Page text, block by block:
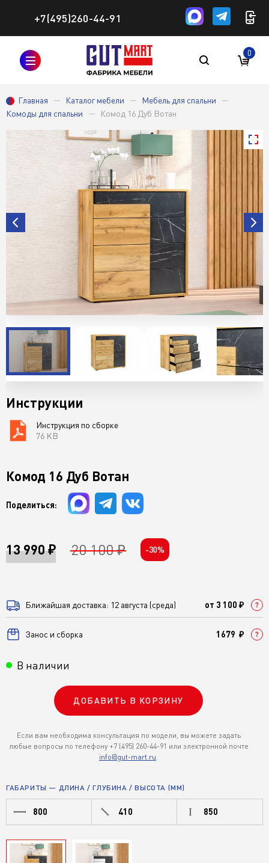
+7(495)260-44-91
0
Главная Каталог мебели
Мебель для спальни
Комоды для спальни
Комод 16 Дуб Вотан
Инструкции
Инструкция по сборке
76 KB
Комод 16 Дуб Вотан
Поделиться:
13 990 ₽ 20 100 ₽ -30%
Ближайшая доставка: 12 августа (среда) от 3 100 ₽
Занос и сборка 1679 ₽
В наличии
ДОБАВИТЬ В КОРЗИНУ
Если вам необходима консультация по модели, вы можете задать
любые вопросы по телефону +7 (495) 260-44-91 или электронной почте
info@gut-mart.ru.
ГАБАРИТЫ — ДЛИНА / ГЛУБИНА / ВЫСОТА (ММ)
800 410 850